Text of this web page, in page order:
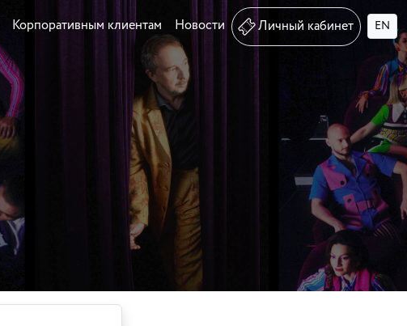
Корпоративным клиентам Новости Личный кабинет EN